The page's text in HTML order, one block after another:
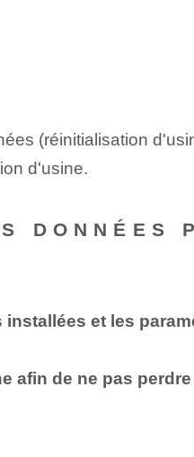
(réinitialisation
d'usine.
et les
afin de ne pas